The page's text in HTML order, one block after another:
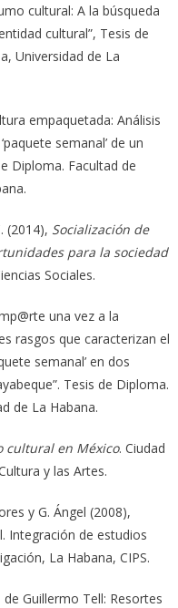
cultural: A la búsqueda
cultural”, Tesis de
Universidad de La
empaquetada: Análisis
semanal’ de un
Diploma. Facultad de
(2014), Socialización de
para la sociedad
Sociales.
una vez a la
rasgos que caracterizan el
semanal’ en dos
Tesis de Diploma.
de La Habana.
cultural en México. Ciudad
y las Artes.
y G. Ángel (2008),
Integración de estudios
La Habana, CIPS.
Guillermo Tell: Resortes